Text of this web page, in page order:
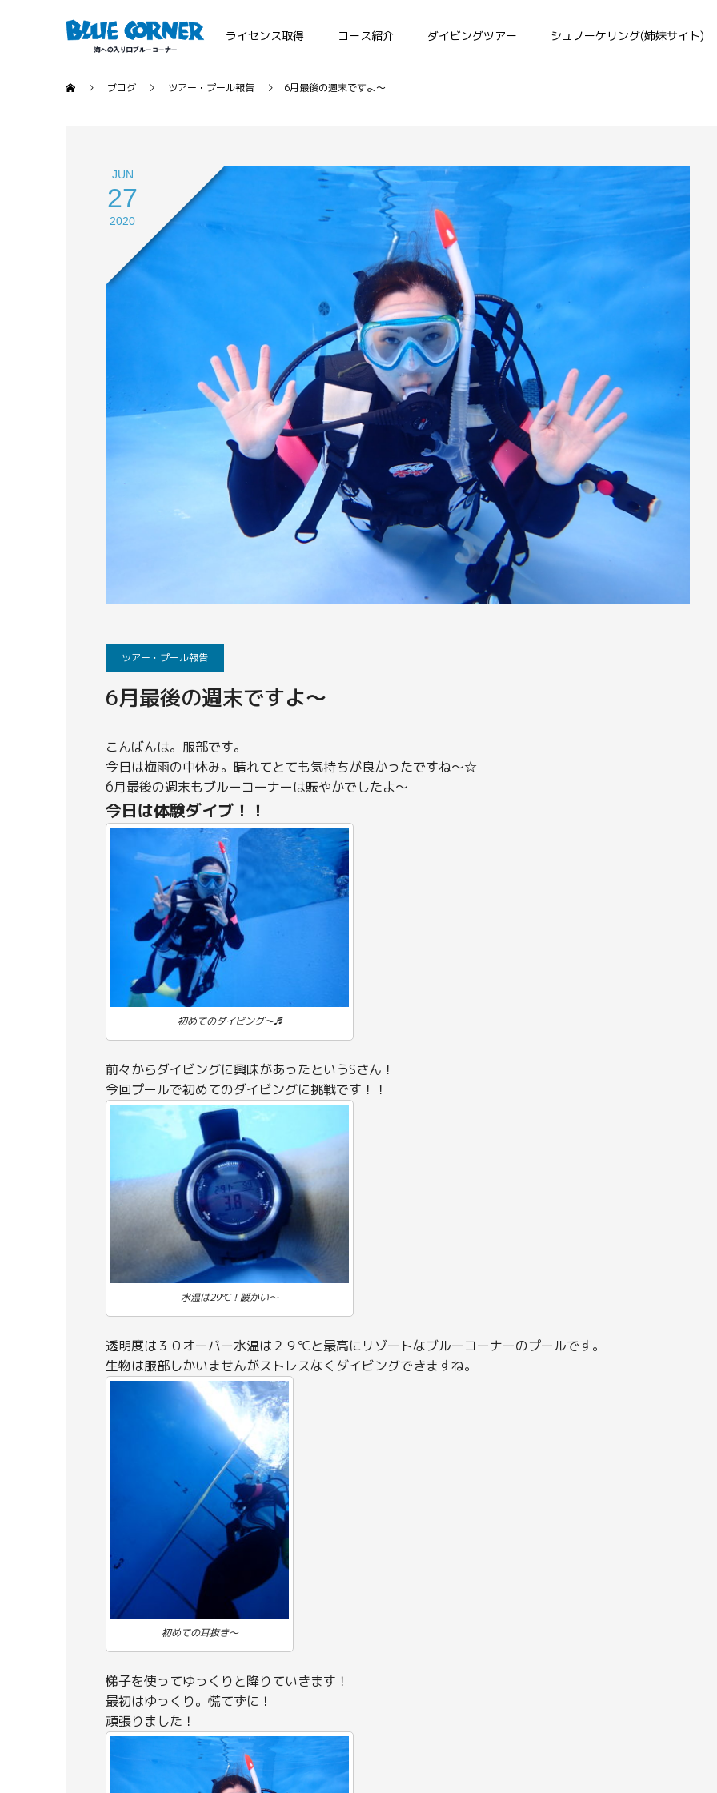
ライセンス取得 コース紹介 ダイビングツアー シュノーケリング(姉妹サイト)
ブログ ツアー・プール報告 6月最後の週末ですよ～
JUN
27
2020
ツアー・プール報告
6月最後の週末ですよ～
こんばんは。服部です。
今日は梅雨の中休み。晴れてとても気持ちが良かったですね～☆
6月最後の週末もブルーコーナーは賑やかでしたよ～
今日は体験ダイブ！！
初めてのダイビング～♬
前々からダイビングに興味があったというSさん！
今回プールで初めてのダイビングに挑戦です！！
水温は29℃！暖かい～
透明度は３０オーバー水温は２９℃と最高にリゾートなブルーコーナーのプールです。
生物は服部しかいませんがストレスなくダイビングできますね。
初めての耳抜き～
梯子を使ってゆっくりと降りていきます！
最初はゆっくり。慌てずに！
頑張りました！